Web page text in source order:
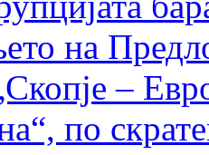
на
–
по